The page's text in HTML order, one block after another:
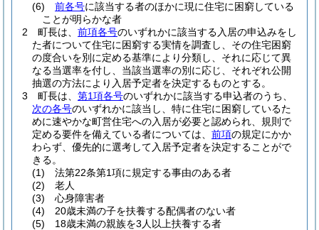
(6)
前各号に該当する者のほかに現に住宅に困窮している
ことが明らかな者
2
町長は、 前項各号のいずれかに該当する入居の申込みをし
た者について住宅に困窮する実情を調査し、その住宅困窮
の度合いを別に定める基準により分類し、それに応じて異
なる当選率を付し、当該当選率の別に応じ、それぞれ公開
抽選の方法により入居予定者を決定するものとする。
3
町長は、 第1項各号のいずれかに該当する申込者のうち、
次の各号のいずれかに該当し、特に住宅に困窮しているた
めに速やかな町営住宅への入居が必要と認められ、規則で
定める要件を備えている者については、 前項の規定にかか
わらず、優先的に選考して入居予定者を決定することがで
きる。
(1)
法第22条第1項に規定する事由のある者
(2)
老人
(3)
心身障害者
(4)
20歳未満の子を扶養する配偶者のない者
(5)
18歳未満の親族を3人以上扶養する者